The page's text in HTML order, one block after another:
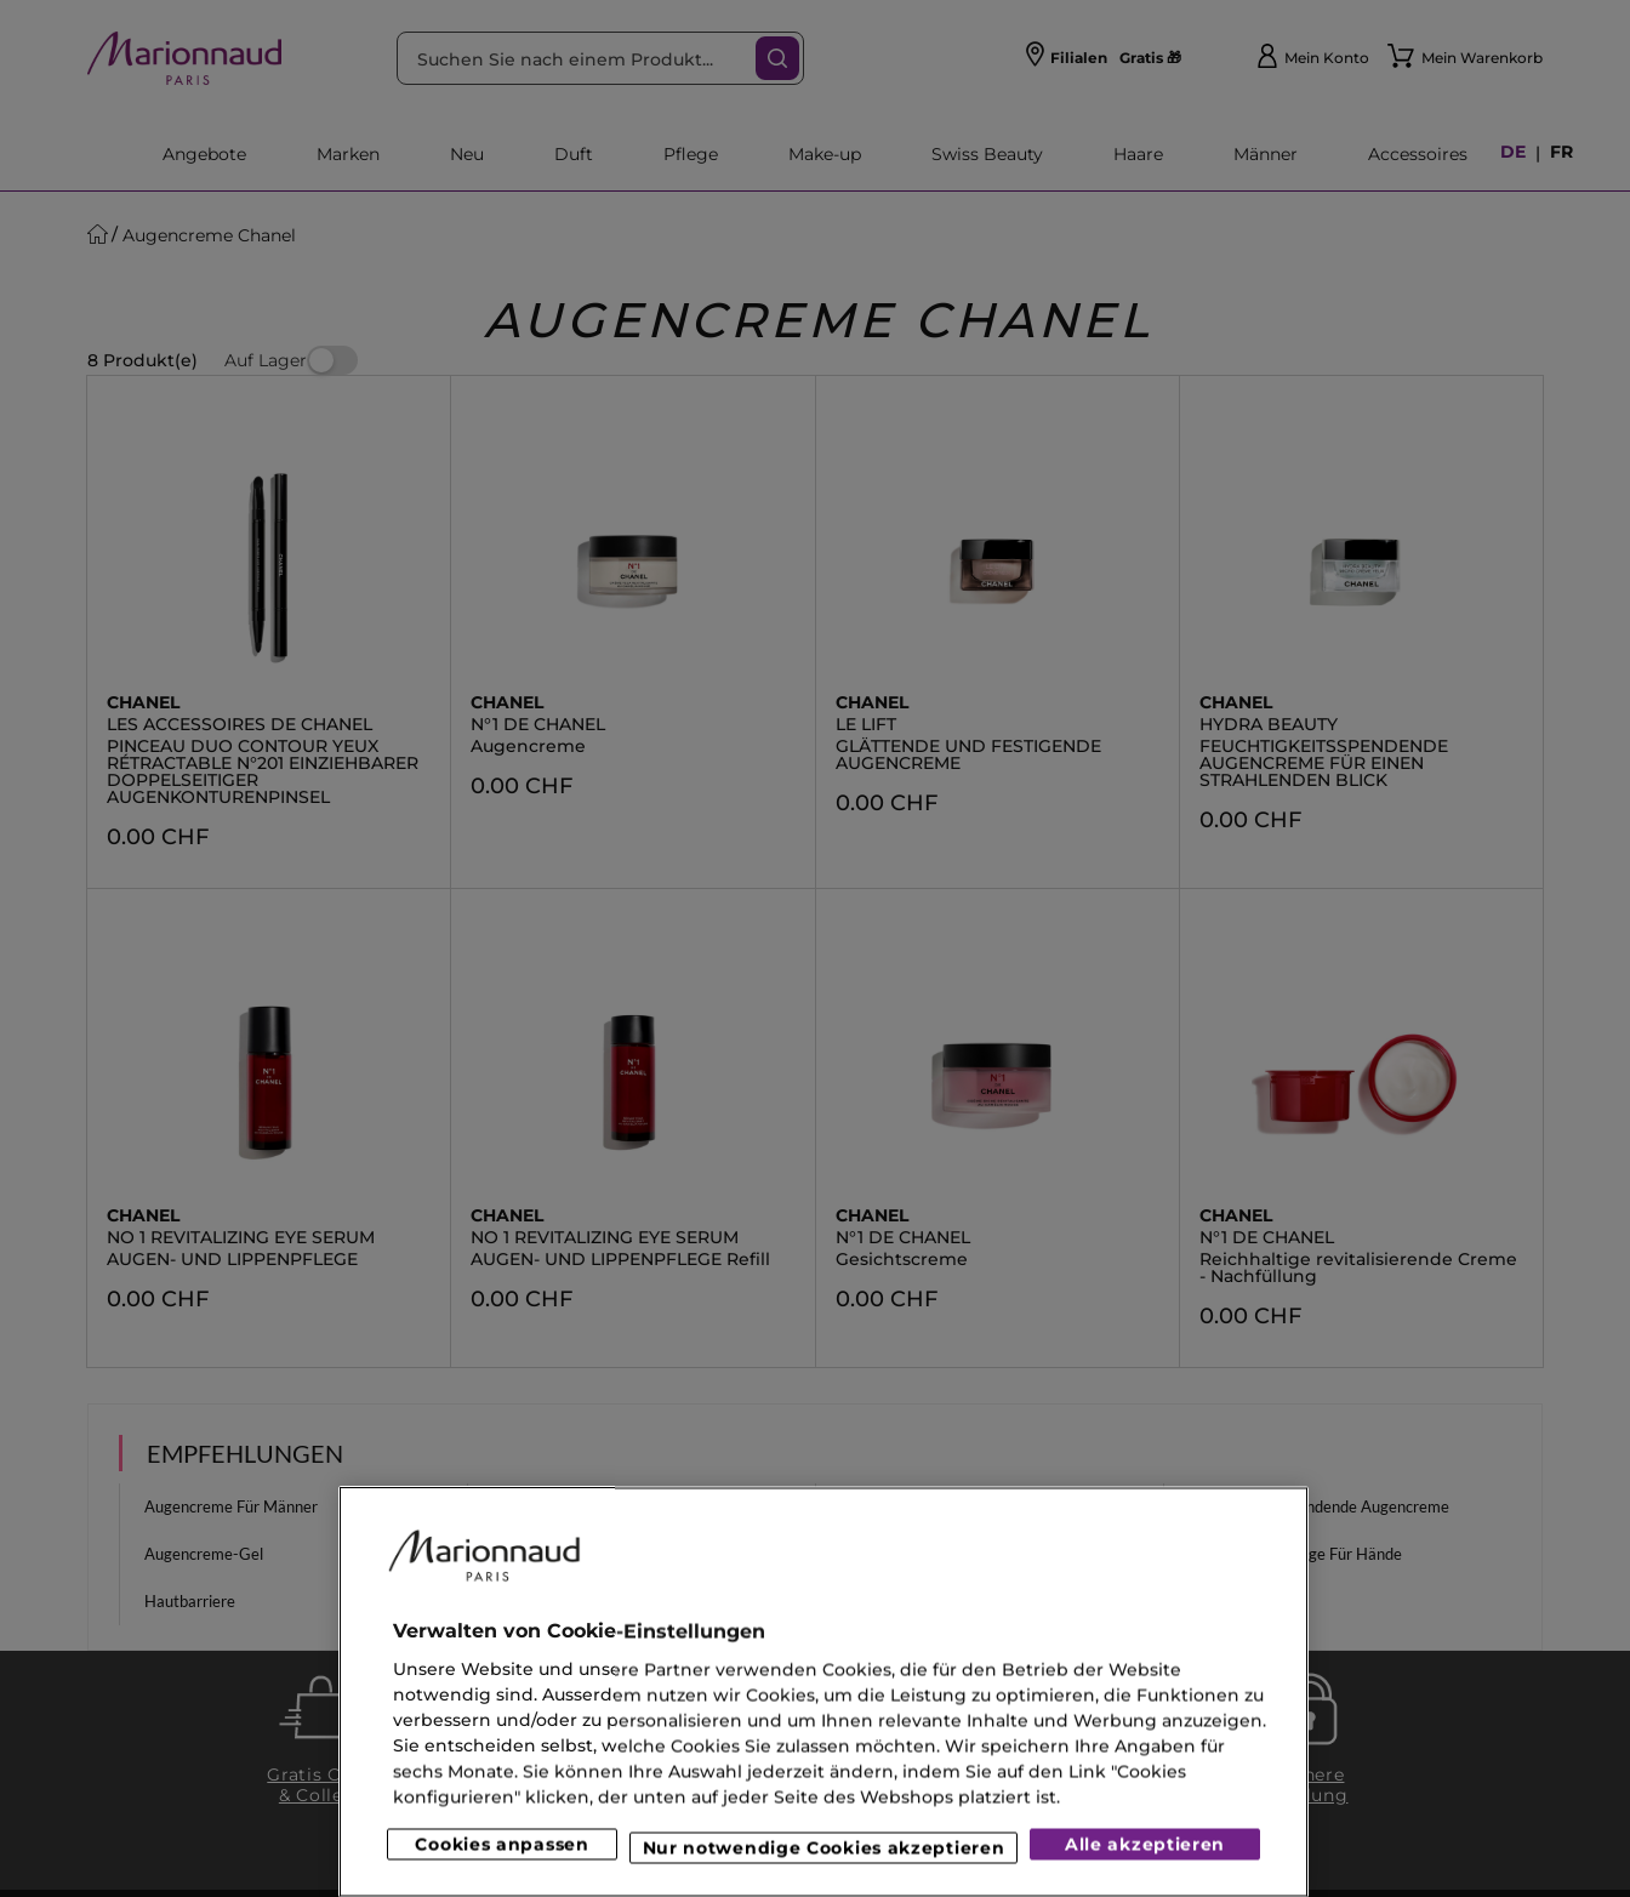
Filialen Gratis 🎁 Mein Konto Mein Warenkorb
DE | FR
Angebote Marken Neu Duft Pflege Make-up Swiss Beauty Haare Männer Accessoires
Augencreme Chanel
AUGENCREME CHANEL
8 Produkt(e) Auf Lager
CHANEL
LES ACCESSOIRES DE CHANEL
PINCEAU DUO CONTOUR YEUX
RÉTRACTABLE N°201 EINZIEHBARER
DOPPELSEITIGER
AUGENKONTURENPINSEL
0.00 CHF
CHANEL
N°1 DE CHANEL
Augencreme
0.00 CHF
CHANEL
LE LIFT
GLÄTTENDE UND FESTIGENDE
AUGENCREME
0.00 CHF
CHANEL
HYDRA BEAUTY
FEUCHTIGKEITSSPENDENDE
AUGENCREME FÜR EINEN
STRAHLENDEN BLICK
0.00 CHF
CHANEL
NO 1 REVITALIZING EYE SERUM
AUGEN- UND LIPPENPFLEGE
0.00 CHF
CHANEL
NO 1 REVITALIZING EYE SERUM
AUGEN- UND LIPPENPFLEGE Refill
0.00 CHF
CHANEL
N°1 DE CHANEL
Gesichtscreme
0.00 CHF
CHANEL
N°1 DE CHANEL
Reichhaltige revitalisierende Creme
- Nachfüllung
0.00 CHF
EMPFEHLUNGEN
Augencreme Für Männer Feuchtigkeitsspendende Augencreme
Augencreme-Gel Matter Liquid Lippenstift Feuchtigkeitspflege Für Hände
Hautbarriere
Gratis Click
& Collect
Gratis
Lieferung
Gratis
Proben
Lieferung in
2
(MO-SA)
Sichere
Zahlung
Verwalten von Cookie-Einstellungen
Unsere Website und unsere Partner verwenden Cookies, die für den Betrieb der Website
notwendig sind. Ausserdem nutzen wir Cookies, um die Leistung zu optimieren, die Funktionen zu
verbessern und/oder zu personalisieren und um Ihnen relevante Inhalte und Werbung anzuzeigen.
Sie entscheiden selbst, welche Cookies Sie zulassen möchten. Wir speichern Ihre Angaben für
sechs Monate. Sie können Ihre Auswahl jederzeit ändern, indem Sie auf den Link "Cookies
konfigurieren" klicken, der unten auf jeder Seite des Webshops platziert ist.
Cookies anpassen Nur notwendige Cookies akzeptieren Alle akzeptieren